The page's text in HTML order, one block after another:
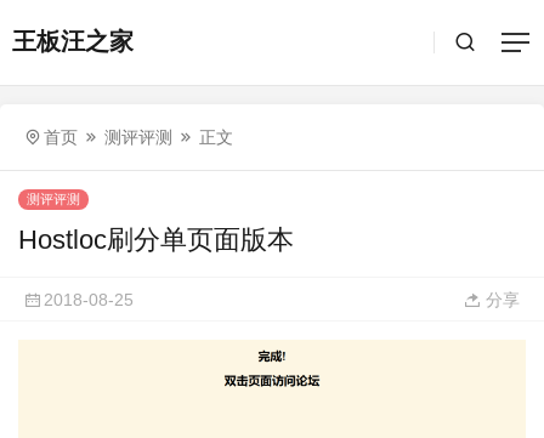
王板汪之家
首页 测评评测 正文
测评评测
Hostloc刷分单页面版本
2018-08-25 分享